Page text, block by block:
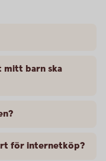
mitt barn ska
för internetköp?